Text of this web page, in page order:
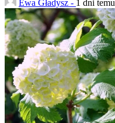
Ewa Gładysz - 1 dni temu